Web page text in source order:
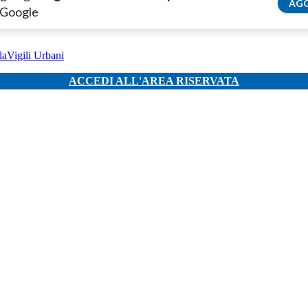
Vigili Urbani
ACCEDI ALL'AREA RISERVATA